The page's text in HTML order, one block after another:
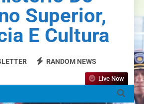
Superior,
E Cultura
RANDOM NEWS
Live Now